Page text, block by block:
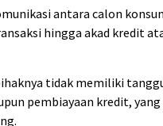
antara calon
hingga akad kredit
tidak memiliki
pembiayaan kredit, yang